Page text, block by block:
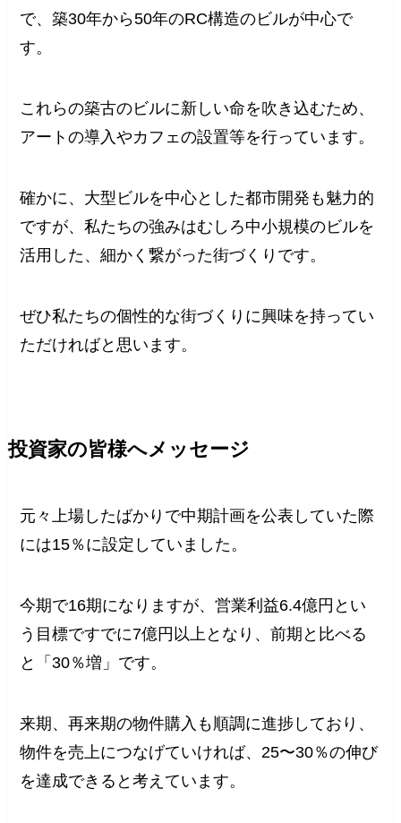
で、築30年から50年のRC構造のビルが中心で
す。
これらの築古のビルに新しい命を吹き込むため、
アートの導入やカフェの設置等を行っています。
確かに、大型ビルを中心とした都市開発も魅力的
ですが、私たちの強みはむしろ中小規模のビルを
活用した、細かく繋がった街づくりです。
ぜひ私たちの個性的な街づくりに興味を持ってい
ただければと思います。
投資家の皆様へメッセージ
元々上場したばかりで中期計画を公表していた際
には15％に設定していました。
今期で16期になりますが、営業利益6.4億円とい
う目標ですでに7億円以上となり、前期と比べる
と「30％増」です。
来期、再来期の物件購入も順調に進捗しており、
物件を売上につなげていければ、25〜30％の伸び
を達成できると考えています。